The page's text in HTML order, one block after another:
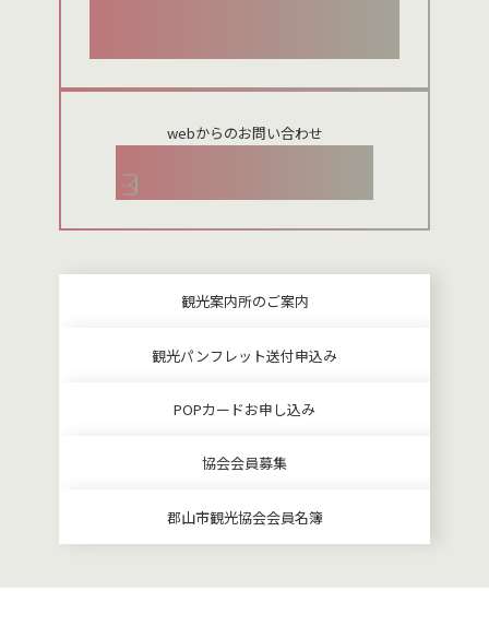
webからのお問い合わせ
観光案内所のご案内
観光パンフレット送付申込み
POPカードお申し込み
協会会員募集
郡山市観光協会会員名簿